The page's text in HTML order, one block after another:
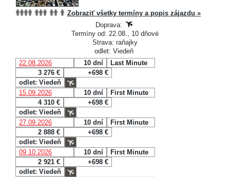
Zobraziť všetky termíny a popis zájazdu »
Doprava:
Termíny od: 22.08., 10 dňové
Strava: raňajky
odlet: Viedeň
22.08.2026
10 dní
Last Minute
3 276 €
+698 €
odlet: Viedeň
15.09.2026
10 dní
First Minute
4 310 €
+698 €
odlet: Viedeň
27.09.2026
10 dní
First Minute
2 888 €
+698 €
odlet: Viedeň
09.10.2026
10 dní
First Minute
2 921 €
+698 €
odlet: Viedeň